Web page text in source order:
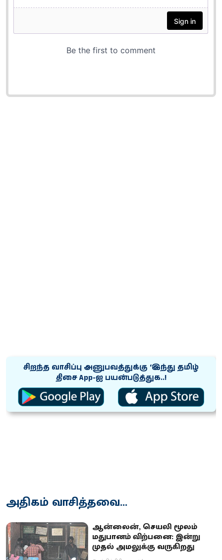
சிறந்த வாசிப்பு அனுபவத்துக்கு ‘இந்து தமிழ்
திசை App-ஐ பயன்படுத்துக..!
அதிகம் வாசித்தவை...
ஆன்லைன், செயலி மூலம்
மதுபானம் விற்பனை: இன்று
முதல் அமலுக்கு வருகிறது